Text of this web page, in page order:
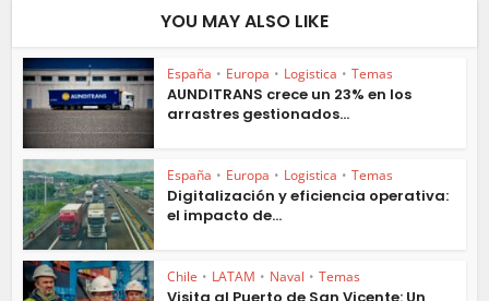
YOU MAY ALSO LIKE
España • Europa • Logistica • Temas
AUNDITRANS crece un 23% en los
arrastres gestionados...
España • Europa • Logistica • Temas
Digitalización y eficiencia operativa:
el impacto de...
Chile • LATAM • Naval • Temas
Visita al Puerto de San Vicente: Un